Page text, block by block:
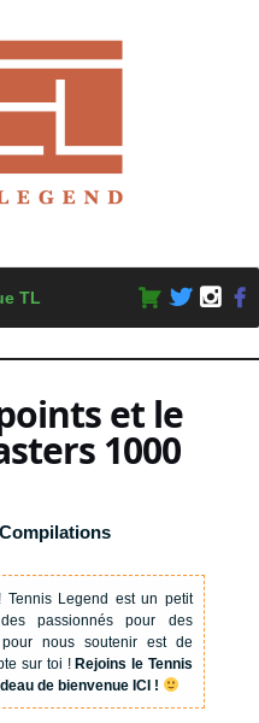
TL
et le
1000
Compilations
Tennis Legend est un petit
passionnés pour des
nous soutenir est de
sur toi !Rejoins le Tennis
de bienvenue ICI !